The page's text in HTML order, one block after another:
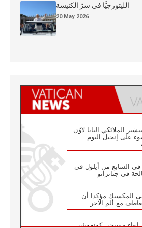
الليتورجيَّا في سرّ الكنيسة
20 May 2026
الملائكي البابا لاوُن
على إنجيل اليوم
في السابع من أيلول في
في جناتزانو
المكسيك مؤكدا أن
مع ألم الآخر
لقاء مسيحي كونفوشي